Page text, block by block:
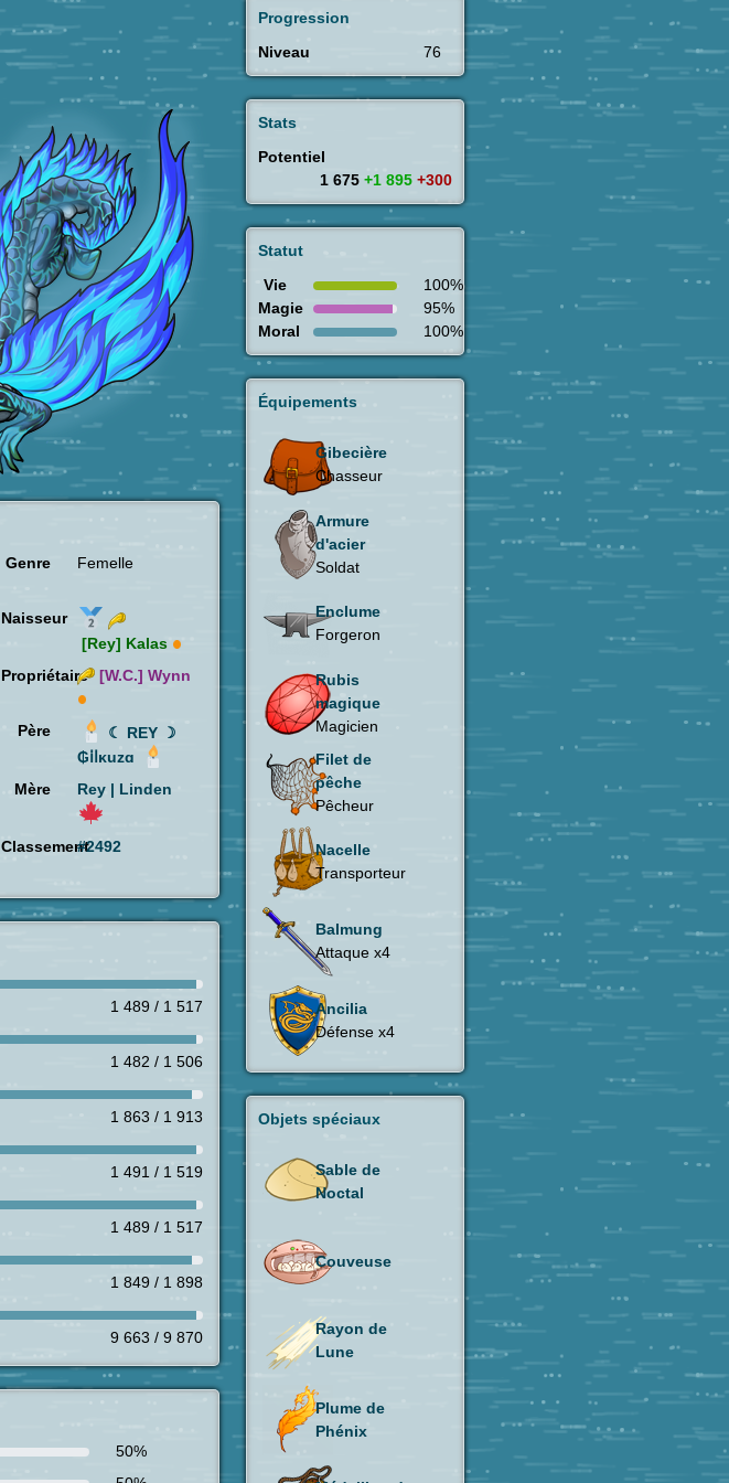
Genre Femelle
Naisseur
[Rey] Kalas
Propriétaire [W.C.] Wynn
Père
☾ REY ☽
₲ⅰⅼκuzɑ
Mère Rey | Linden
Classement#2492
1 489 / 1 517
1 482 / 1 506
1 863 / 1 913
1 491 / 1 519
1 489 / 1 517
1 849 / 1 898
9 663 / 9 870
50%
Progression
Niveau
76
Stats
Potentiel
1 675 +1 895 +300
Statut
Vie
100%
Magie
95%
Moral
100%
Équipements
Gibecière
Chasseur
Armure
d'acier
Soldat
Enclume
Forgeron
Rubis
magique
Magicien
Filet de
pêche
Pêcheur
Nacelle
Transporteur
Balmung
Attaque x4
Ancilia
Défense x4
Objets spéciaux
Sable de
Noctal
Couveuse
Rayon de
Lune
Plume de
Phénix